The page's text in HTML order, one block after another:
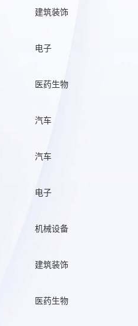
建筑装饰
电子
医药生物
汽车
汽车
电子
机械设备
建筑装饰
医药生物